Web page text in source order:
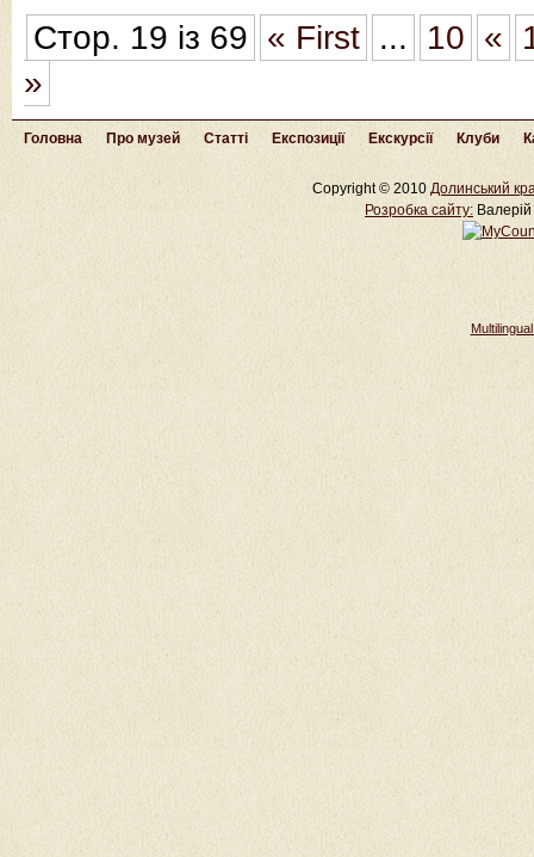
Стор. 19 із 69 « First ... 10 «
»
Головна Про музей Статті Експозиції Екскурсії Клуби
Copyright © 2010 Долинський
Розробка cайту: